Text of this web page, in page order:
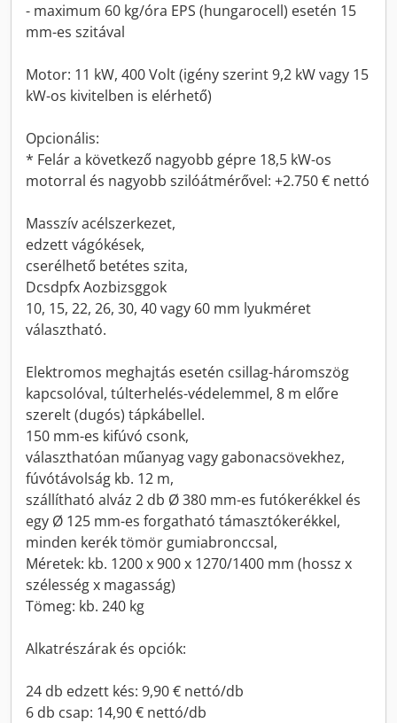
- maximum 60 kg/óra EPS (hungarocell) esetén 15
mm-es szitával
Motor: 11 kW, 400 Volt (igény szerint 9,2 kW vagy 15
kW-os kivitelben is elérhető)
Opcionális:
* Felár a következő nagyobb gépre 18,5 kW-os
motorral és nagyobb szilóátmérővel: +2.750 € nettó
Masszív acélszerkezet,
edzett vágókések,
cserélhető betétes szita,
Dcsdpfx Aozbizsggok
10, 15, 22, 26, 30, 40 vagy 60 mm lyukméret
választható.
Elektromos meghajtás esetén csillag-háromszög
kapcsolóval, túlterhelés-védelemmel, 8 m előre
szerelt (dugós) tápkábellel.
150 mm-es kifúvó csonk,
választhatóan műanyag vagy gabonacsövekhez,
fúvótávolság kb. 12 m,
szállítható alváz 2 db Ø 380 mm-es futókerékkel és
egy Ø 125 mm-es forgatható támasztókerékkel,
minden kerék tömör gumiabronccsal,
Méretek: kb. 1200 x 900 x 1270/1400 mm (hossz x
szélesség x magasság)
Tömeg: kb. 240 kg
Alkatrészárak és opciók:
24 db edzett kés: 9,90 € nettó/db
6 db csap: 14,90 € nettó/db